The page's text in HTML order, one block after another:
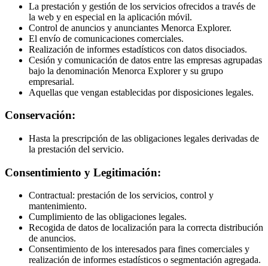
La prestación y gestión de los servicios ofrecidos a través de
la web y en especial en la aplicación móvil.
Control de anuncios y anunciantes Menorca Explorer.
El envío de comunicaciones comerciales.
Realización de informes estadísticos con datos disociados.
Cesión y comunicación de datos entre las empresas agrupadas
bajo la denominación Menorca Explorer y su grupo
empresarial.
Aquellas que vengan establecidas por disposiciones legales.
Conservación:
Hasta la prescripción de las obligaciones legales derivadas de
la prestación del servicio.
Consentimiento y Legitimación:
Contractual: prestación de los servicios, control y
mantenimiento.
Cumplimiento de las obligaciones legales.
Recogida de datos de localización para la correcta distribución
de anuncios.
Consentimiento de los interesados para fines comerciales y
realización de informes estadísticos o segmentación agregada.